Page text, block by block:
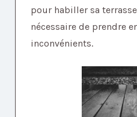
pour habiller sa
nécessaire de prendre
inconvénients.